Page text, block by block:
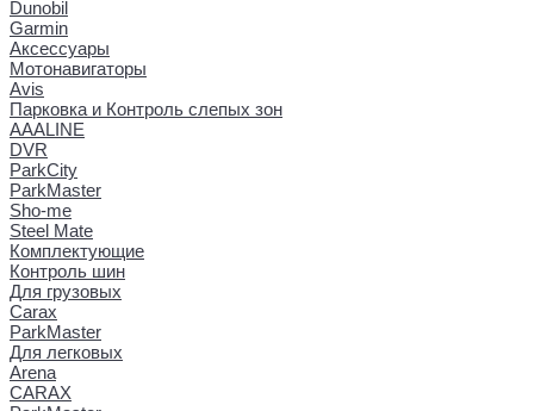
Dunobil
Garmin
Аксессуары
Мотонавигаторы
Avis
Парковка и Контроль слепых зон
AAALINE
DVR
ParkCity
ParkMaster
Sho-me
Steel Mate
Комплектующие
Контроль шин
Для грузовых
Carax
ParkMaster
Для легковых
Arena
CARAX